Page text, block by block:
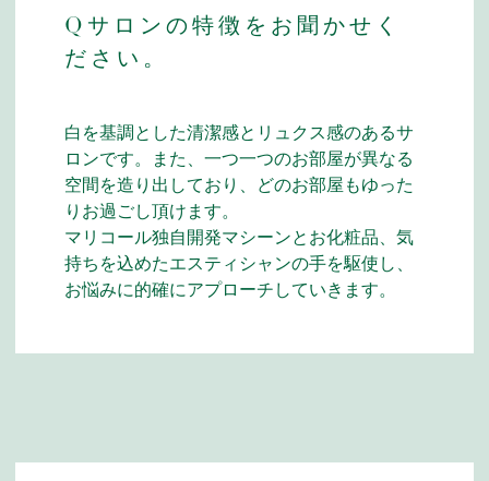
Qサロンの特徴をお聞かせく
ださい。
白を基調とした清潔感とリュクス感のあるサ
ロンです。また、一つ一つのお部屋が異なる
空間を造り出しており、どのお部屋もゆった
りお過ごし頂けます。
マリコール独自開発マシーンとお化粧品、気
持ちを込めたエスティシャンの手を駆使し、
お悩みに的確にアプローチしていきます。